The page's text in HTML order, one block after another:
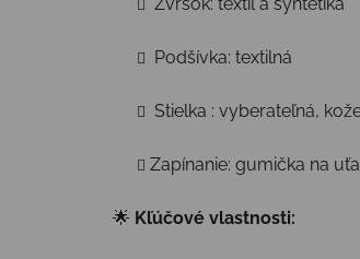
Podšívka: textilná
Stielka : vyberateľná,
Zapínanie: gumička na
🌟 Kľúčové vlastnosti: